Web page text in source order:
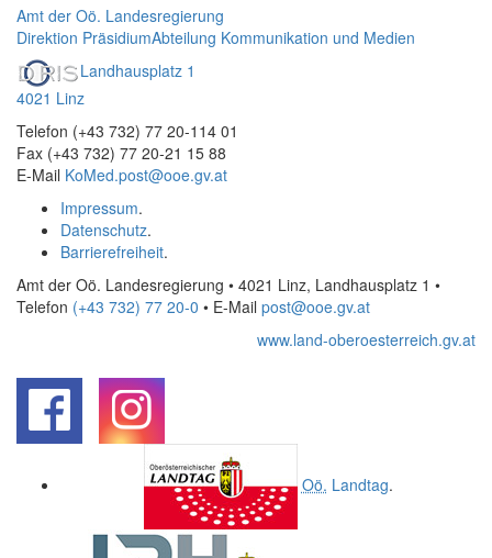
Amt der Oö. Landesregierung
Direktion PräsidiumAbteilung Kommunikation und Medien
Landhausplatz 1
4021 Linz
Telefon (+43 732) 77 20-114 01
Fax (+43 732) 77 20-21 15 88
E-Mail KoMed.post@ooe.gv.at
Impressum.
Datenschutz.
Barrierefreiheit.
Amt der Oö. Landesregierung • 4021 Linz, Landhausplatz 1 •
Telefon (+43 732) 77 20-0 • E-Mail post@ooe.gv.at
www.land-oberoesterreich.gv.at
Oö. Landtag.